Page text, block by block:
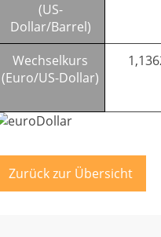
(US-
Dollar/Barrel)
Wechselkurs
(Euro/US-Dollar)
Zurück zur Übersicht